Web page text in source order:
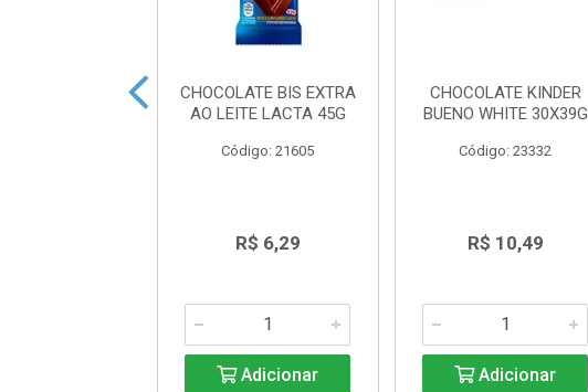
CHOCOLATE BIS EXTRA
AO LEITE LACTA 45G
Código: 21605
R$ 6,29
Adicionar
CHOCOLATE KINDER
BUENO WHITE 30X39G
Código: 23332
R$ 10,49
Adicionar